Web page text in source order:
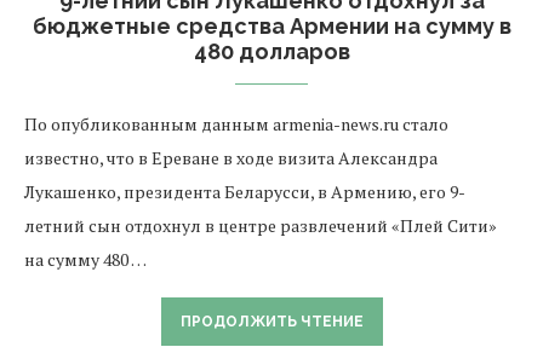
бюджетные средства Армении на сумму в
480 долларов
По опубликованным данным armenia-news.ru стало
известно, что в Ереване в ходе визита Александра
Лукашенко, президента Беларусси, в Армению, его 9-
летний сын отдохнул в центре развлечений «Плей Сити»
на сумму 480 …
ПРОДОЛЖИТЬ ЧТЕНИЕ